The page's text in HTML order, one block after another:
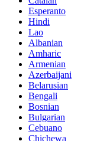
Esperanto
Hindi
Lao
Albanian
Amharic
Armenian
Azerbaijani
Belarusian
Bengali
Bosnian
Bulgarian
Cebuano
Chichewa